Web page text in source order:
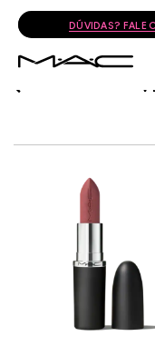
DÚVIDAS? FALE